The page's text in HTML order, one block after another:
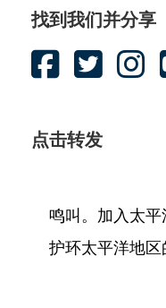
找到我们并分享
点击转发
鸣叫。加入太
护环太平洋地